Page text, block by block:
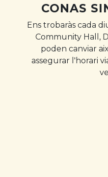
CONAS
Ens trobaràs cada
Community Hall,
poden canviar
assegurar l'horari